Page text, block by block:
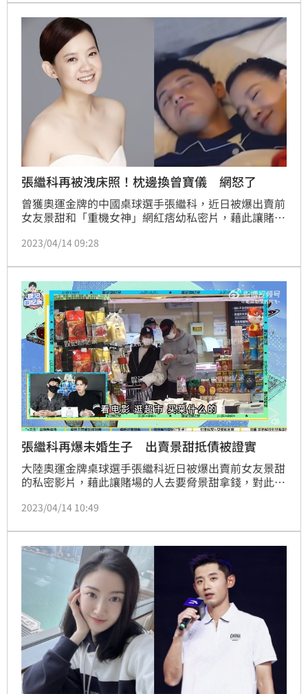
事件未出面回應此事，不過她近況終於曝了光。
張繼科再被洩床照！枕邊換曾寶儀 網怒了
曾獲奧運金牌的中國桌球選手張繼科，近日被爆出賣前
女友景甜和「重機女神」網紅痞幼私密片，藉此讓賭場
隨著爆料越來越多，他也沒再繼續發聲，合作品牌全都
照」，枕邊人竟是曾寶儀，但網友一看真相全怒了！
2023/04/14 09:28
張繼科再爆未婚生子 出賣景甜抵債被證實
大陸奧運金牌桌球選手張繼科近日被爆出賣前女友景甜
的私密影片，藉此讓賭場的人去要脅景甜拿錢，對此他
提告，但隨著爆料越來越多，他也沒再繼續發聲，並且
爆料張繼科目前已未婚生子，還特意找來有「大陸第一
狗仔」封號的卓偉連線，證實景甜私密影片外流一事，
同時怒轟張繼科「罔顧事實」。
2023/04/14 10:49